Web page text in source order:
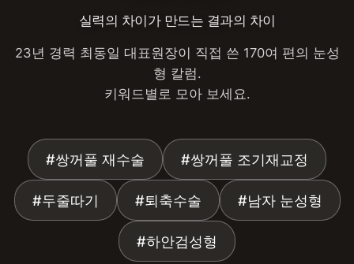
실력의 차이가 만드는 결과의 차이
23년 경력 최동일 대표원장이 직접 쓴 170여 편의 눈성
형 칼럼.
키워드별로 모아 보세요.
#쌍꺼풀 재수술 #쌍꺼풀 조기재교정
#두줄따기 #퇴축수술 #남자 눈성형
#하안검성형